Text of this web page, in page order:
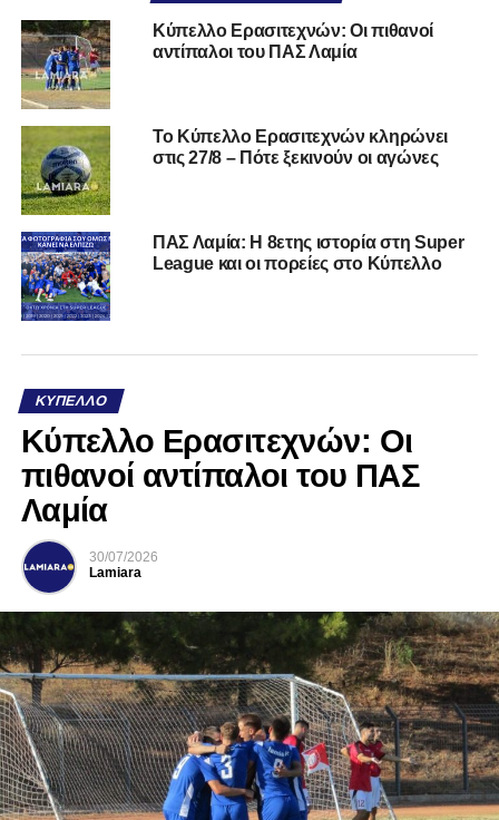
Κύπελλο Ερασιτεχνών: Οι πιθανοί
αντίπαλοι του ΠΑΣ Λαμία
Το Κύπελλο Ερασιτεχνών κληρώνει
στις 27/8 – Πότε ξεκινούν οι αγώνες
ΠΑΣ Λαμία: Η 8ετης ιστορία στη Super
League και οι πορείες στο Κύπελλο
ΚΎΠΕΛΛΟ
Κύπελλο Ερασιτεχνών: Οι
πιθανοί αντίπαλοι του ΠΑΣ
Λαμία
30/07/2026
Lamiara